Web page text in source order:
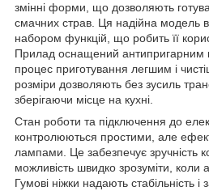
змінні форми, що дозволяють
смачних страв. Ця надійна модель
набором функцій, що робить її
Прилад оснащений антипригарним
процес приготування легшим і
розміри дозволяють без зусиль
зберігаючи місце на кухні.
Стан роботи та підключення до
контролюються простими, але
лампами. Це забезпечує зручність
можливість швидко зрозуміти, коли
Гумові ніжки надають стабільність